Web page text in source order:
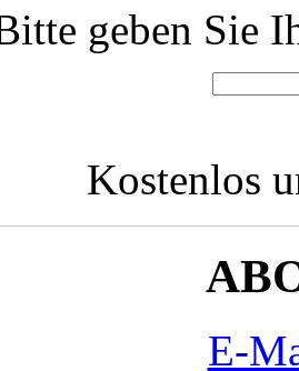
geben Sie
Kostenlos
E-